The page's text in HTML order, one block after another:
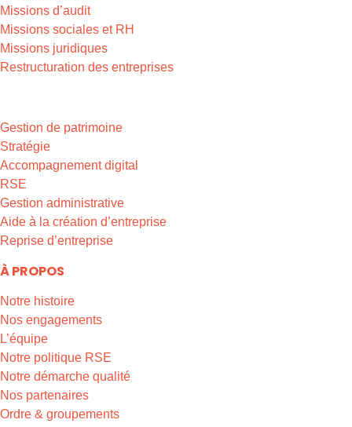
Missions d’audit
Missions sociales et RH
Missions juridiques
Restructuration des entreprises
Gestion de patrimoine
Stratégie
Accompagnement digital
RSE
Gestion administrative
Aide à la création d’entreprise
Reprise d’entreprise
À PROPOS
Notre histoire
Nos engagements
L’équipe
Notre politique RSE
Notre démarche qualité
Nos partenaires
Ordre & groupements